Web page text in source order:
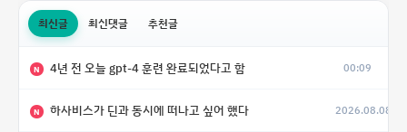
최신글 최신댓글 추천글
N 4년 전 오늘 gpt-4 훈련 완료되었다고 함 00:09
N 하사비스가 딘과 동시에 떠나고 싶어 했다 2026.08.08